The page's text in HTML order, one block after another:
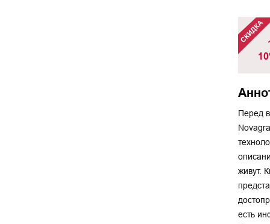
Перед
живут.
есть